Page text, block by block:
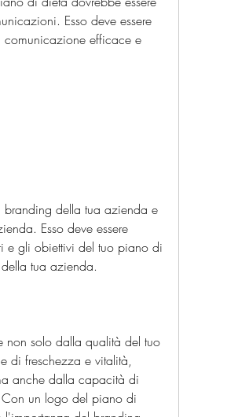
Esso deve essere
comunicazione efficace e
della tua azienda e
Esso deve essere
e gli obiettivi del tuo piano di
tua azienda.
non solo dalla qualità del tuo
di freschezza e vitalità,
anche dalla capacità di
Con un logo del piano di